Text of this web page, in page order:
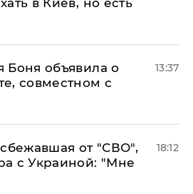
в Киев, но есть
Боня объявила о
совместном с
13:37
от "СВО",
с Украиной: "Мне
18:12